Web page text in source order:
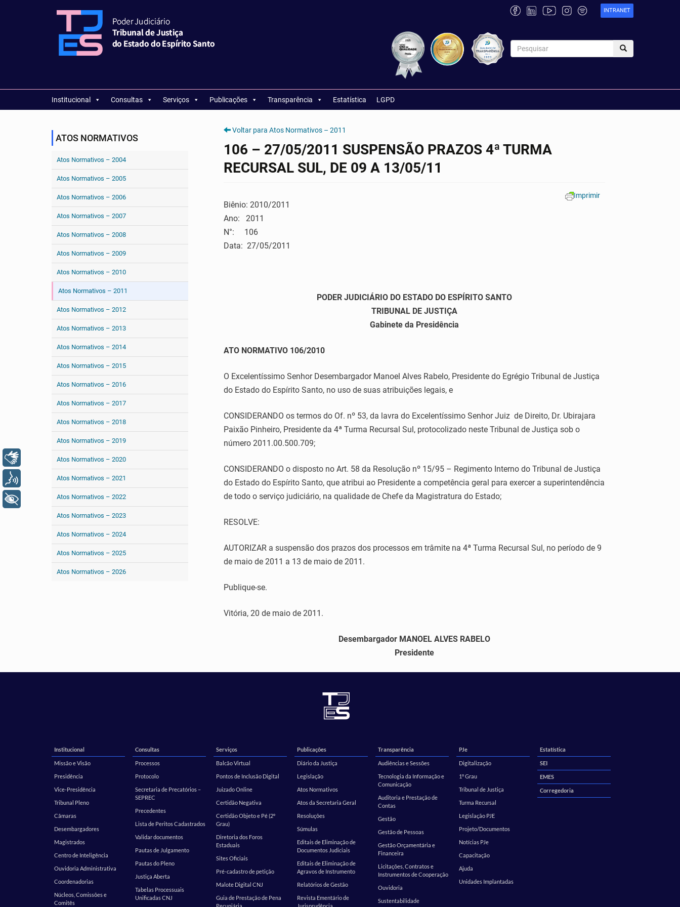
INTRANET
Institucional Consultas Serviços Publicações Transparência Estatística LGPD
ATOS NORMATIVOS
Atos Normativos – 2004
Atos Normativos – 2005
Atos Normativos – 2006
Atos Normativos – 2007
Atos Normativos – 2008
Atos Normativos – 2009
Atos Normativos – 2010
Atos Normativos – 2011
Atos Normativos – 2012
Atos Normativos – 2013
Atos Normativos – 2014
Atos Normativos – 2015
Atos Normativos – 2016
Atos Normativos – 2017
Atos Normativos – 2018
Atos Normativos – 2019
Atos Normativos – 2020
Atos Normativos – 2021
Atos Normativos – 2022
Atos Normativos – 2023
Atos Normativos – 2024
Atos Normativos – 2025
Atos Normativos – 2026
Voltar para Atos Normativos – 2011
106 – 27/05/2011 SUSPENSÃO PRAZOS 4ª TURMA
RECURSAL SUL, DE 09 A 13/05/11
Imprimir
Biênio: 2010/2011
Ano: 2011
N°: 106
Data: 27/05/2011
PODER JUDICIÁRIO DO ESTADO DO ESPÍRITO SANTO
TRIBUNAL DE JUSTIÇA
Gabinete da Presidência
ATO NORMATIVO 106/2010
O Excelentíssimo Senhor Desembargador Manoel Alves Rabelo, Presidente do Egrégio Tribunal de Justiça
do Estado do Espírito Santo, no uso de suas atribuições legais, e
CONSIDERANDO os termos do Of. nº 53, da lavra do Excelentíssimo Senhor Juiz de Direito, Dr. Ubirajara
Paixão Pinheiro, Presidente da 4ª Turma Recursal Sul, protocolizado neste Tribunal de Justiça sob o
número 2011.00.500.709;
CONSIDERANDO o disposto no Art. 58 da Resolução nº 15/95 – Regimento Interno do Tribunal de Justiça
do Estado do Espírito Santo, que atribui ao Presidente a competência geral para exercer a superintendência
de todo o serviço judiciário, na qualidade de Chefe da Magistratura do Estado;
RESOLVE:
AUTORIZAR a suspensão dos prazos dos processos em trâmite na 4ª Turma Recursal Sul, no período de 9
de maio de 2011 a 13 de maio de 2011.
Publique-se.
Vitória, 20 de maio de 2011.
Desembargador MANOEL ALVES RABELO
Presidente
Institucional
Missão e Visão
Presidência
Vice-Presidência
Tribunal Pleno
Câmaras
Desembargadores
Magistrados
Centro de Inteligência
Ouvidoria Administrativa
Coordenadorias
Núcleos, Comissões e
Comitês
Consultas
Processos
Protocolo
Secretaria de Precatórios –
SEPREC
Precedentes
Lista de Peritos Cadastrados
Validar documentos
Pautas de Julgamento
Pautas do Pleno
Justiça Aberta
Tabelas Processuais
Unificadas CNJ
Serviços
Balcão Virtual
Pontos de Inclusão Digital
Juizado Online
Certidão Negativa
Certidão Objeto e Pé (2º
Grau)
Diretoria dos Foros
Estaduais
Sites Oficiais
Pré-cadastro de petição
Malote Digital CNJ
Guia de Prestação de Pena
Publicações
Diário da Justiça
Legislação
Atos Normativos
Atos da Secretaria Geral
Resoluções
Súmulas
Editais de Eliminação de
Documentos Judiciais
Editais de Eliminação de
Agravos de Instrumento
Relatórios de Gestão
Revista Ementário de
Transparência
Audiências e Sessões
Tecnologia da Informação e
Comunicação
Auditoria e Prestação de
Contas
Gestão
Gestão de Pessoas
Gestão Orçamentária e
Financeira
Licitações, Contratos e
Instrumentos de Cooperação
Ouvidoria
Sustentabilidade
PJe
Digitalização
1º Grau
Tribunal de Justiça
Turma Recursal
Legislação PJE
Projeto/Documentos
Notícias PJe
Capacitação
Ajuda
Unidades Implantadas
Estatística
SEI
EMES
Corregedoria
+ Acessibilidade